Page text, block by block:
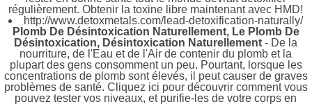
régulièrement. Obtenir la toxine libre maintenant avec HMD!
http://www.detoxmetals.com/lead-detoxification-naturally/
Plomb De Désintoxication Naturellement, Le Plomb De
Désintoxication, Désintoxication Naturellement - De la
nourriture, de l'Eau et de l'Air de contenir du plomb et la
plupart des gens consomment un peu. Pourtant, lorsque les
concentrations de plomb sont élevés, il peut causer de graves
problèmes de santé. Cliquez ici pour découvrir comment vous
pouvez tester vos niveaux, et purifie-les de votre corps en